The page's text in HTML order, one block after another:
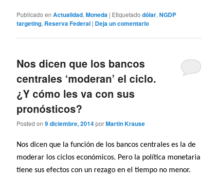
Publicado en Actualidad,Moneda | Etiquetado dólar,NGDP
targeting, Reserva Federal | Deja un comentario
Nos dicen que los bancos
centrales ‘moderan’ el ciclo.
¿Y cómo les va con sus
pronósticos?
Posted on9 diciembre, 2014porMartin Krause
Nos dicen que la función de los bancos centrales es la de
moderar los ciclos económicos. Pero la política monetaria
tiene sus efectos con un rezago en el tiempo no menor.